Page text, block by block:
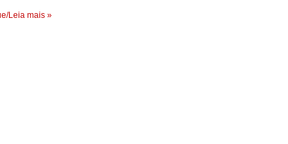
Leia mais »